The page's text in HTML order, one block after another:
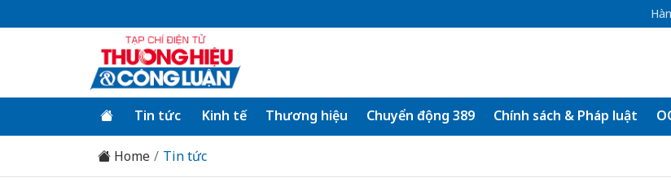
Tin tức Kinh tế Thương hiệu Chuyển động 389 Chính sách & Pháp luật
Home Tin tức